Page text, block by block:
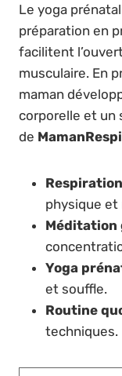
Le yoga
préparation en
facilitent
musculaire. En
maman
corporelle et un
de
physique et
Méditation
Yoga
et souffle.
Routine
techniques.